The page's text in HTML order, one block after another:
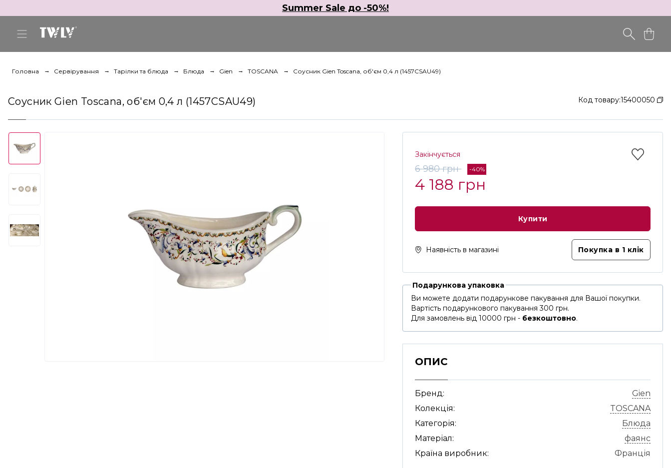
Summer Sale до -50%!
Головна Сервірування Тарілки та блюда Блюда Gien TOSCANA Соусник Gien Toscana, об'єм 0,4 л (1457CSAU49)
Соусник Gien Toscana, об'єм 0,4 л (1457CSAU49) Код товару:15400050
Закінчується
6 980 грн -40%
4 188 грн
Купити
Наявність в магазині Покупка в 1 клік
Подарункова упаковка
Ви можете додати подарункове пакування для Вашої покупки.
Вартість подарункового пакування 300 грн.
Для замовлень від 10000 грн - безкоштовно.
ОПИС
Бренд:
Gien
Колекція:
TOSCANA
Категорія:
Блюда
Матеріал:
фаянс
Країна виробник:
Франція